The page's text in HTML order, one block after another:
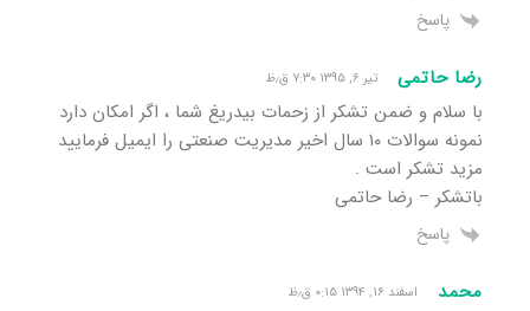
پاسخ
رضا حاتمی تیر ۶, ۱۳۹۵ ۷:۳۰ ق٫ظ
با سلام و ضمن تشکر از زحمات بیدریغ شما ، اگر امکان دارد
نمونه سوالات ۱۰ سال اخیر مدیریت صنعتی را ایمیل فرمایید
مزید تشکر است .
باتشکر – رضا حاتمی
پاسخ
محمد اسفند ۱۶, ۱۳۹۴ ۰:۱۵ ق٫ظ